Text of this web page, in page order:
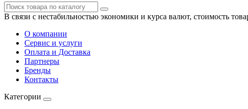
В связи с нестабильностью экономики и курса валют, стоимость
О компании
Сервис и услуги
Оплата и Доставка
Партнеры
Бренды
Контакты
Категории